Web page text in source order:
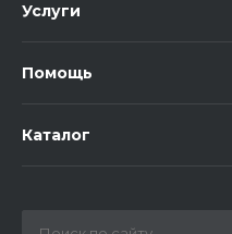
Услуги
Помощь
Каталог